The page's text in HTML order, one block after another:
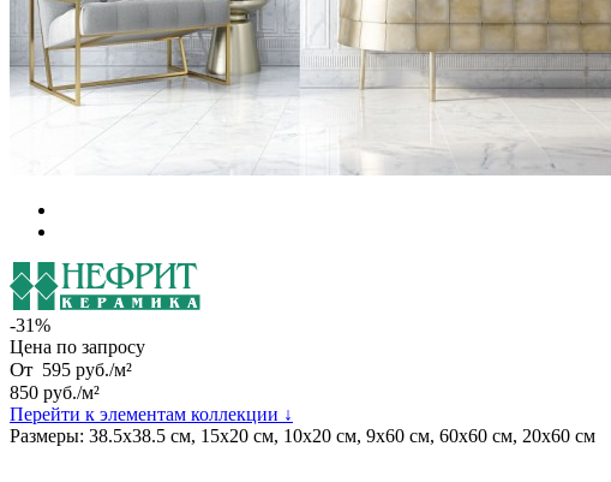
-31%
Цена по запросу
От 595 руб./м²
850 руб./м²
Перейти к элементам коллекции ↓
Размеры: 38.5х38.5 см, 15х20 см, 10х20 см, 9х60 см, 60х60 см, 20х60 см